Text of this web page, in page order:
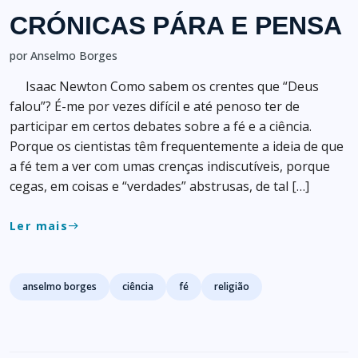
CRÓNICAS PÁRA E PENSA
por Anselmo Borges
Isaac Newton Como sabem os crentes que “Deus
falou”? É-me por vezes difícil e até penoso ter de
participar em certos debates sobre a fé e a ciência.
Porque os cientistas têm frequentemente a ideia de que
a fé tem a ver com umas crenças indiscutíveis, porque
cegas, em coisas e “verdades” abstrusas, de tal […]
Ler maiseast
Tags
anselmo borges ciência fé religião